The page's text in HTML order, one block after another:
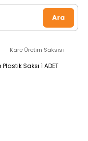
Ara
Kare Üretim Saksısı